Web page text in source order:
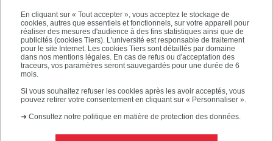
En cliquant sur « Tout accepter », vous acceptez le stockage de
cookies, autres que essentiels et fonctionnels, sur votre appareil pour
réaliser des mesures d'audience à des fins statistiques ainsi que de
publicités (cookies Tiers). L'université est responsable de traitement
pour le site Internet. Les cookies Tiers sont détaillés par domaine
dans nos mentions légales. En cas de refus ou d'acceptation des
traceurs, vos paramètres seront sauvegardés pour une durée de 6
mois.
Si vous souhaitez refuser les cookies après les avoir acceptés, vous
pouvez retirer votre consentement en cliquant sur « Personnaliser ».
➜ Consultez notre politique en matière de protection des données.